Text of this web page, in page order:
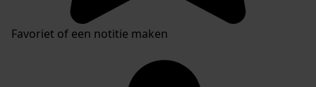
Favoriet of een notitie maken